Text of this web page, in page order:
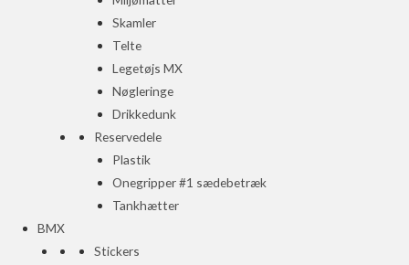
Skamler
Telte
Legetøjs MX
Nøgleringe
Drikkedunk
Reservedele
Plastik
Onegripper #1 sædebetræk
Tankhætter
BMX
Stickers